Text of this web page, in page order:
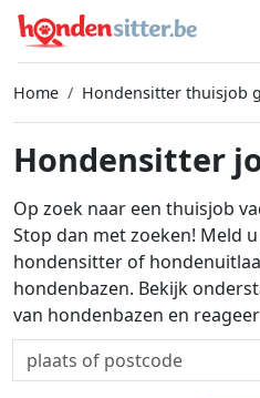
Home Hondensitter thuisjob
Hondensitter
Op zoek naar een thuisjob
Stop dan met zoeken! Meld
hondensitter of
hondenbazen. Bekijk
van hondenbazen en